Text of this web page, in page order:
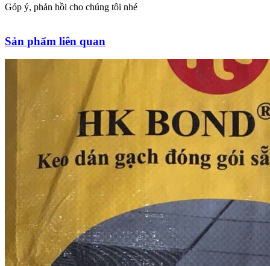
Góp ý, phản hồi cho chúng tôi nhé
Sản phẩm liên quan